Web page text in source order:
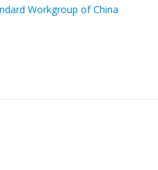
Workgroup of China